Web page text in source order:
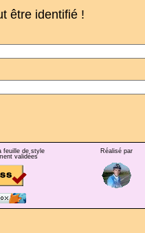
être identifié !
feuille de style
validées
Réalisé par